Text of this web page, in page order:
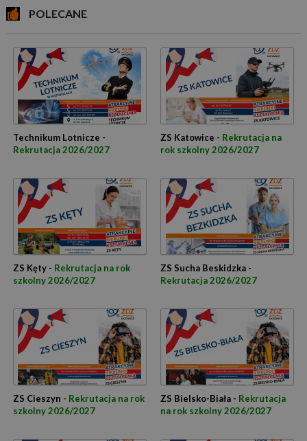
POLECANE
Technikum Lotnicze -
Rekrutacja 2026/2027
ZS Katowice - Rekrutacja na
rok szkolny 2026/2027
ZS Kęty - Rekrutacja na rok
szkolny 2026/2027
ZS Sucha Beskidzka -
Rekrutacja 2026/2027
ZS Cieszyn - Rekrutacja na rok
szkolny 2026/2027
ZS Bielsko-Biała - Rekrutacja
na rok szkolny 2026/2027